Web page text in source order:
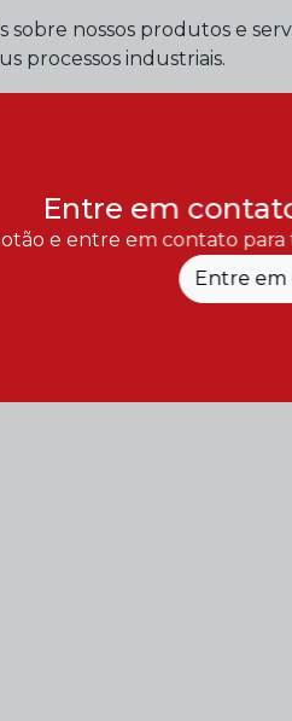
nossos produtos e
processos industriais.
Entre em
e entre em contato
Entre